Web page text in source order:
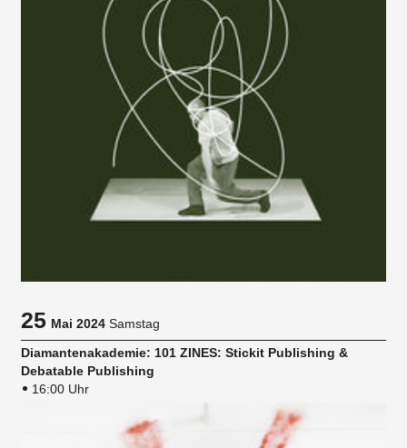
25Mai 2024 Samstag
Diamantenakademie: 101 ZINES: Stickit Publishing &
Debatable Publishing
16:00 Uhr